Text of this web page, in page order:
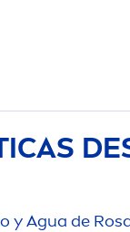
y Agua de